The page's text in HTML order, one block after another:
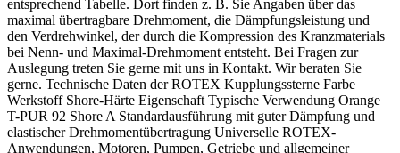
entsprechend Tabelle. Dort finden z. B. Sie Angaben über das
maximal übertragbare Drehmoment, die Dämpfungsleistung und
den Verdrehwinkel, der durch die Kompression des Kranzmaterials
bei Nenn- und Maximal-Drehmoment entsteht. Bei Fragen zur
Auslegung treten Sie gerne mit uns in Kontakt. Wir beraten Sie
gerne. Technische Daten der ROTEX Kupplungssterne Farbe
Werkstoff Shore-Härte Eigenschaft Typische Verwendung Orange
T-PUR 92 Shore A Standardausführung mit guter Dämpfung und
elastischer Drehmomentübertragung Universelle ROTEX-
Anwendungen, Motoren, Pumpen, Getriebe und allgemeiner